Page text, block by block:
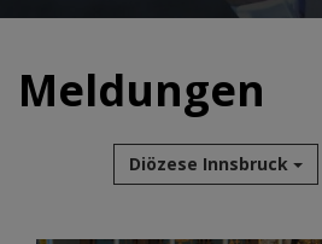
Meldungen
Diözese Innsbruck